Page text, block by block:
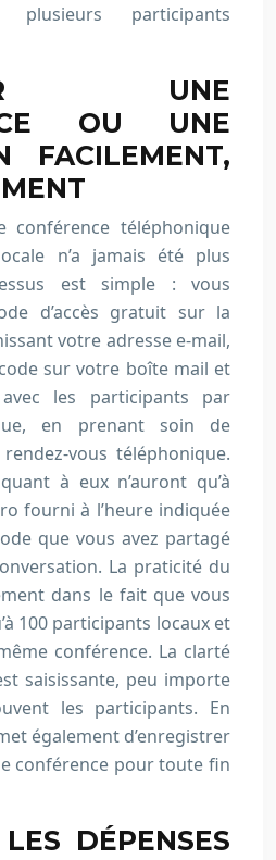
plusieurs participants
UNE
OU UNE
FACILEMENT,
conférence téléphonique
n’a jamais été plus
est simple : vous
d’accès gratuit sur la
votre adresse e-mail,
sur votre boîte mail et
les participants par
en prenant soin de
vous téléphonique.
à eux n’auront qu’à
fourni à l’heure indiquée
que vous avez partagé
La praticité du
dans le fait que vous
100 participants locaux et
conférence. La clarté
saisissante, peu importe
les participants. En
également d’enregistrer
conférence pour toute fin
DÉPENSES